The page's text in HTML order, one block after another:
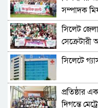
সম্পাদক
সিলেট
সিলেটে
প্রতিষ্ঠার
দিগন্তে